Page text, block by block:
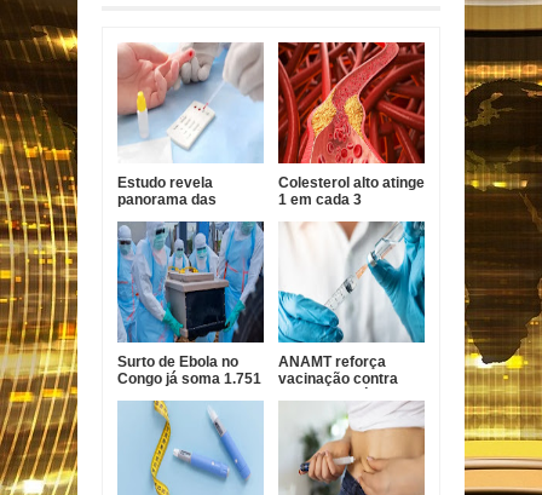
Estudo revela
panorama das
Brasil e aponta
desafios para
eliminação até 2030
Colesterol alto atinge
1 em cada 3
evoluir sem
Surto de Ebola no
Congo já soma 1.751
ANAMT reforça
vacinação contra
em São Paulo